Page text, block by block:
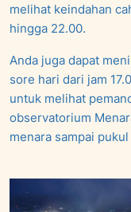
melihat keindahan
hingga 22.00.
Anda juga dapat
sore hari dari jam
untuk melihat
observatorium
menara sampai pukul